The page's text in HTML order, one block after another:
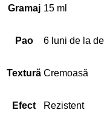
Gramaj 15 ml
Pao 6 luni de la
Textură Cremoasă
Efect Rezistent